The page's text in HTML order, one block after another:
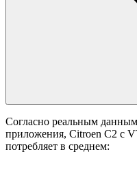
Согласно реальным
приложения, Citroen C2 с
потребляет в среднем: